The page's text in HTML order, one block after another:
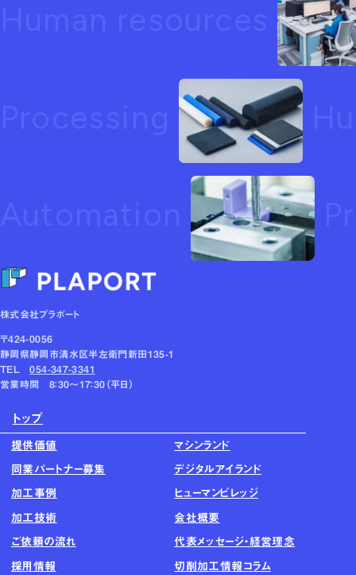
Human resources
Processing
Automation
株式会社プラポート
〒424-0056
静岡県静岡市清水区半左衛門新田135-1
TEL054-347-3341
営業時間 8：30～17：30（平日）
トップ
提供価値
同業パートナー募集
加工事例
マシンランド
デジタルアイランド
ヒューマンビレッジ
加工技術
ご依頼の流れ
採用情報
会社概要
代表メッセージ・経営理念
切削加工情報コラム